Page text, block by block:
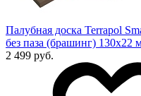
Палубная доска Terrapol
без паза (брашинг) 130х22
2 499 руб.